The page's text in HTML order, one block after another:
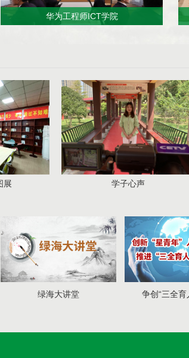
华为工程师ICT学院
学子心声
争创“三全育人”示范校